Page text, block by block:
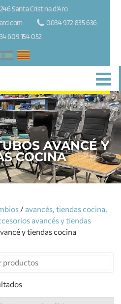
Santa Cristina d'Aro
0034 972 835 636
609 154 052
AVANCÉ Y
COCINA
/ avancés, tiendas cocina,
avancés y tiendas
y tiendas cocina